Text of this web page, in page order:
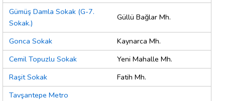
Gümüş Damla Sokak (G-7.
Sokak.)
Güllü Bağlar Mh.
Gonca Sokak
Kaynarca Mh.
Cemil Topuzlu Sokak
Yeni Mahalle Mh.
Raşit Sokak
Fatih Mh.
Tavşantepe Metro